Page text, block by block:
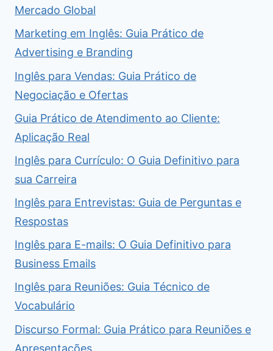
Mercado Global
Marketing em Inglês: Guia Prático de
Advertising e Branding
Inglês para Vendas: Guia Prático de
Negociação e Ofertas
Guia Prático de Atendimento ao Cliente:
Aplicação Real
Inglês para Currículo: O Guia Definitivo para
sua Carreira
Inglês para Entrevistas: Guia de Perguntas e
Respostas
Inglês para E-mails: O Guia Definitivo para
Business Emails
Inglês para Reuniões: Guia Técnico de
Vocabulário
Discurso Formal: Guia Prático para Reuniões e
Apresentações